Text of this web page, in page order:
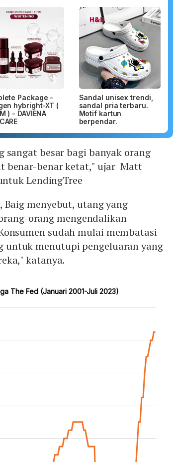
Package -
hybright-XT (
) - DAVIENA
Sandal unisex trendi,
sandal pria terbaru.
Motif kartun
berpendar.
sangat besar bagi banyak orang
benar-benar ketat," ujar Matt
LendingTree
menyebut, utang yang
orang mengendalikan
sudah mulai membatasi
untuk menutupi pengeluaran yang
katanya.